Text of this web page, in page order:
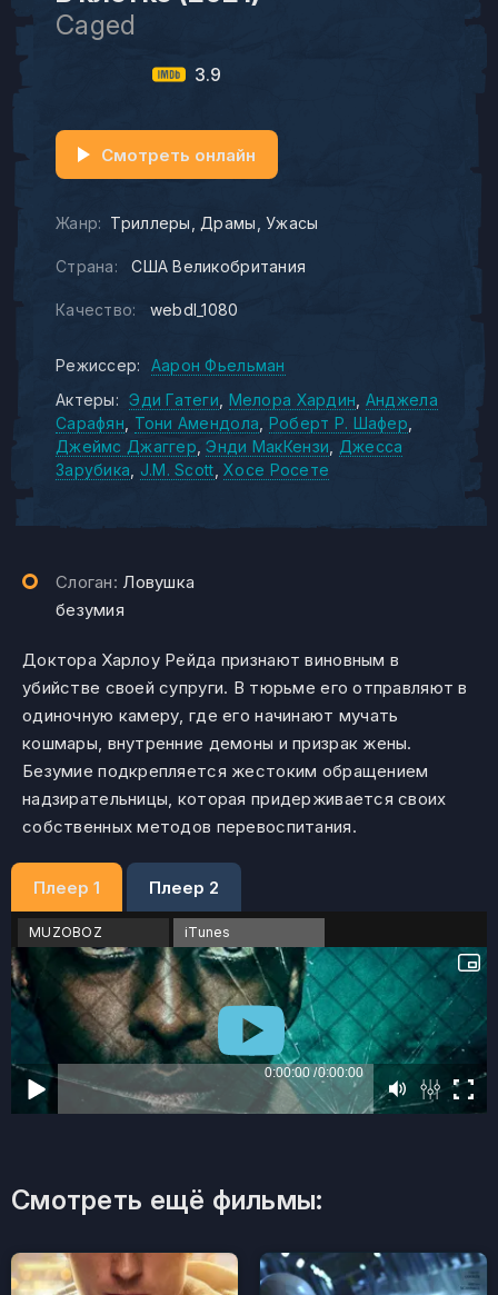
Caged
3.9
Жанр: Триллеры Драмы Ужасы
Страна: США Великобритания
Качество: webdl_1080
Смотреть онлайн
Режиссер:
Аарон Фьельман
Актеры:
Эди Гатеги Мелора Хардин Анджела
Сарафян
Тони Амендола Роберт Р. Шафер
Джеймс Джаггер Энди МакКензи
Джесса
Зарубика
J.M. Scott Хосе Росете
Слоган: Ловушка
безумия
Доктора Харлоу Рейда признают виновным в
убийстве своей супруги. В тюрьме его отправляют в
одиночную камеру, где его начинают мучать
кошмары, внутренние демоны и призрак жены.
Безумие подкрепляется жестоким обращением
надзирательницы, которая придерживается своих
собственных методов перевоспитания.
Плеер 1 Плеер 2
MUZOBOZ iTunes
Смотреть ещё фильмы: